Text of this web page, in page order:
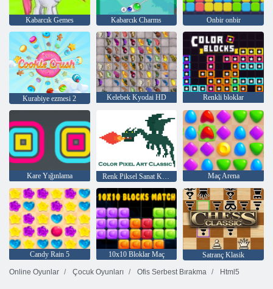
Kabarcık Gemes Kabarcık Charms Onbir onbir
Kurabiye ezmesi 2 Kelebek Kyodai HD Renkli bloklar
Kare Yığınlama Renk Piksel Sanat Klasik Maç Arena
Candy Rain 5 10x10 Bloklar Maç
Satranç Klasik
Online Oyunlar
Çocuk Oyunları Ofis Serbest Bırakma Html5